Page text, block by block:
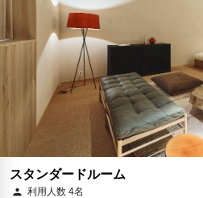
スタンダードルーム
利用人数 4名